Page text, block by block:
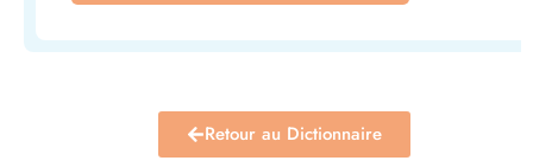
Retour au Dictionnaire